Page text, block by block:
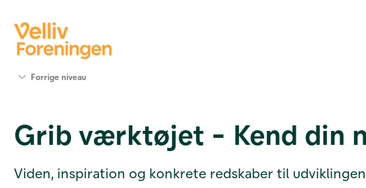
Værktøjer
og viden
Foreningen
Forrige niveau
Grib værktøjet - Kend din
Viden, inspiration og konkrete redskaber til